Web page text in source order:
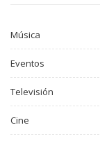
Música
Eventos
Televisión
Cine